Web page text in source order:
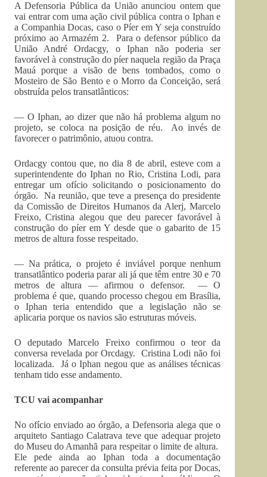
A Defensoria Pública da União anunciou ontem que
vai entrar com uma ação civil pública contra o Iphan e
a Companhia Docas, caso o Píer em Y seja construído
próximo ao Armazém 2. Para o defensor público da
União André Ordacgy, o Iphan não poderia ser
favorável à construção do píer naquela região da Praça
Mauá porque a visão de bens tombados, como o
Mosteiro de São Bento e o Morro da Conceição, será
obstruída pelos transatlânticos:
— O Iphan, ao dizer que não há problema algum no
projeto, se coloca na posição de réu. Ao invés de
favorecer o patrimônio, atuou contra.
Ordacgy contou que, no dia 8 de abril, esteve com a
superintendente do Iphan no Rio, Cristina Lodi, para
entregar um ofício solicitando o posicionamento do
órgão. Na reunião, que teve a presença do presidente
da Comissão de Direitos Humanos da Alerj, Marcelo
Freixo, Cristina alegou que deu parecer favorável à
construção do píer em Y desde que o gabarito de 15
metros de altura fosse respeitado.
— Na prática, o projeto é inviável porque nenhum
transatlântico poderia parar ali já que têm entre 30 e 70
metros de altura — afirmou o defensor. — O
problema é que, quando processo chegou em Brasília,
o Iphan teria entendido que a legislação não se
aplicaria porque os navios são estruturas móveis.
O deputado Marcelo Freixo confirmou o teor da
conversa revelada por Orcdagy. Cristina Lodi não foi
localizada. Já o Iphan negou que as análises técnicas
tenham tido esse andamento.
TCU vai acompanhar
No ofício enviado ao órgão, a Defensoria alega que o
arquiteto Santiago Calatrava teve que adequar projeto
do Museu do Amanhã para respeitar o limite de altura.
Ele pede ainda ao Iphan toda a documentação
referente ao parecer da consulta prévia feita por Docas,